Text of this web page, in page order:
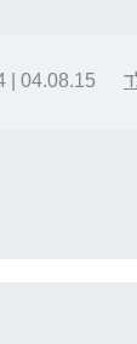
04.08.15 | 09:34